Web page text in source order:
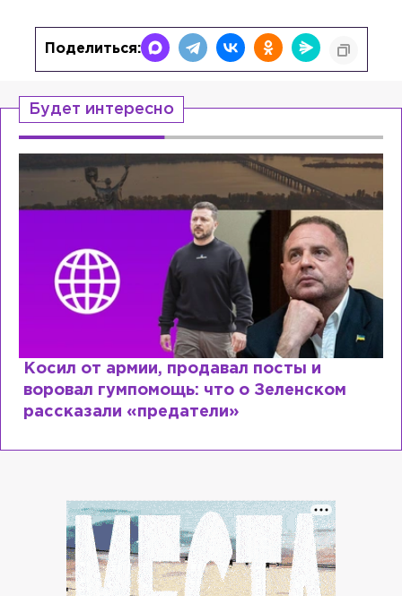
Поделиться:
Будет интересно
Рыдает из-за мужа, но опять флиртует с
Лазаревым: как Лера Кудрявцева
сходит с ума